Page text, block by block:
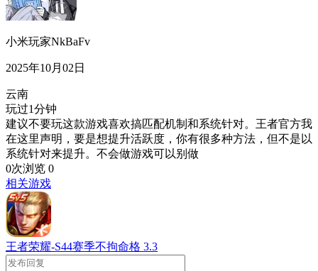
小米玩家NkBaFv
2025年10月02日
云南
玩过1分钟
建议不要玩这款游戏喜欢搞匹配机制和系统针对。王者官方我
在这里声明，要是想提升活跃度，你有很多种方法，但不是以
系统针对来提升。不会做游戏可以别做
0次浏览 0
相关游戏
王者荣耀-S44赛季不拘命格 3.3